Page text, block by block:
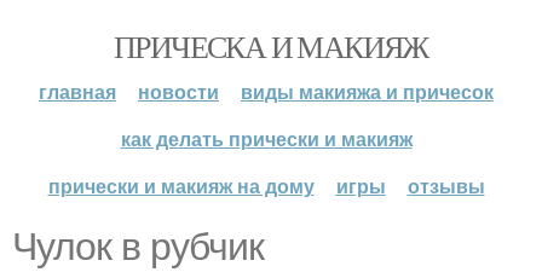
ПРИЧЕСКА И МАКИЯЖ
главная новости
виды макияжа и причесок
как делать прически и макияж
прически и макияж на дому
игры отзывы
Чулок в рубчик